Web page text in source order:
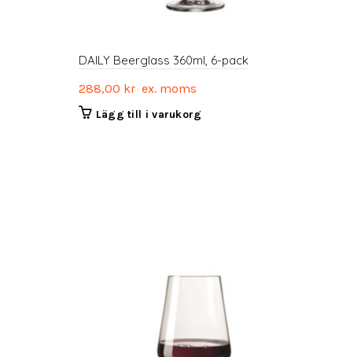
DAILY Beerglass 360ml, 6-pack
288,00 krex. moms
Lägg till i varukorg